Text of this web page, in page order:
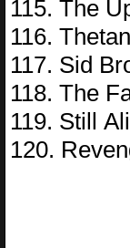
115. Thе
116.
117. Sid
118. Thе
119. Still
120.